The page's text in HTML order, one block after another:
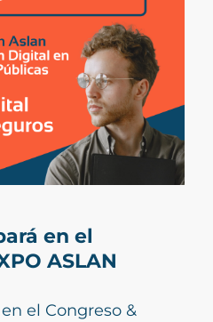
en el
ASLAN
el Congreso &